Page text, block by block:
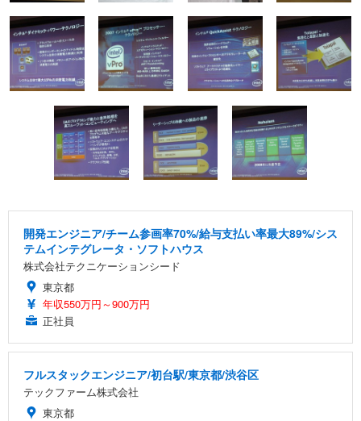
開発エンジニア/チーム参画率70%/給与支払い率最大89%/シス
テムインテグレータ・ソフトハウス
株式会社テクニケーションシード
東京都
年収550万円～900万円
正社員
フルスタックエンジニア/初台駅/東京都/渋谷区
テックファーム株式会社
東京都